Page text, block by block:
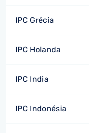
IPC Grécia
IPC Holanda
IPC India
IPC Indonésia